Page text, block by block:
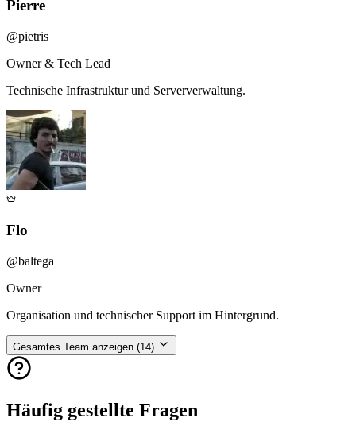
Pierre
@pietris
Owner & Tech Lead
Technische Infrastruktur und Serververwaltung.
Flo
@baltega
Owner
Organisation und technischer Support im Hintergrund.
Gesamtes Team anzeigen (14)
Häufig gestellte Fragen